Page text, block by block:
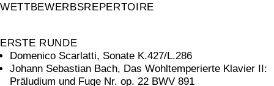
WETTBEWERBSREPERTOIRE
ERSTE RUNDE
Domenico Scarlatti, Sonate K.427/L.286
Johann Sebastian Bach, Das Wohltemperierte Klavier II:
Präludium und Fuge Nr. op. 22 BWV 891